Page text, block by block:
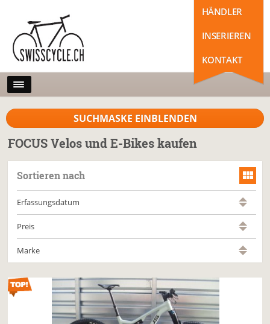
HÄNDLER
INSERIEREN
KONTAKT
SUCHMASKE EINBLENDEN
FOCUS Velos und E-Bikes kaufen
Sortieren nach
Erfassungsdatum
Preis
Marke